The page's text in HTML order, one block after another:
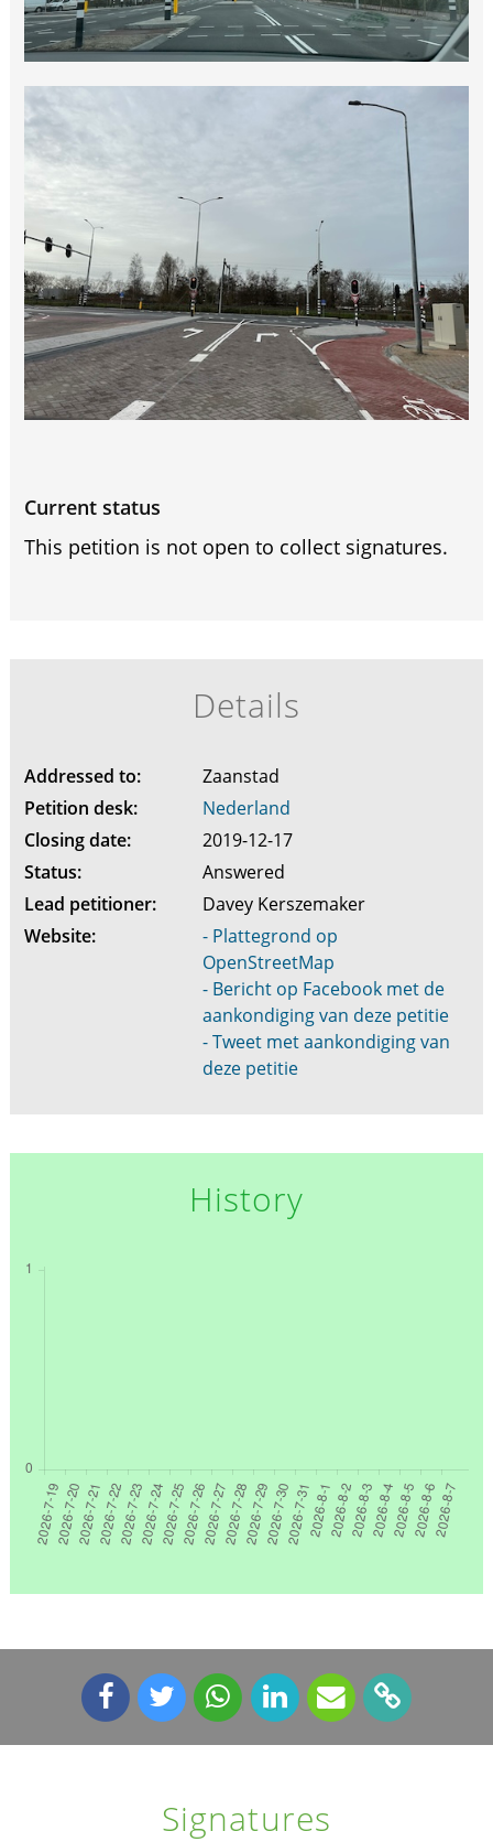
Current status
This petition is not open to collect signatures.
Details
Addressed to:
Zaanstad
Petition desk:
Nederland
Closing date:
2019-12-17
Status:
Answered
Lead petitioner:
Davey Kerszemaker
Website:
- Plattegrond op
OpenStreetMap
- Bericht op Facebook met de
aankondiging van deze petitie
- Tweet met aankondiging van
deze petitie
History
Signatures